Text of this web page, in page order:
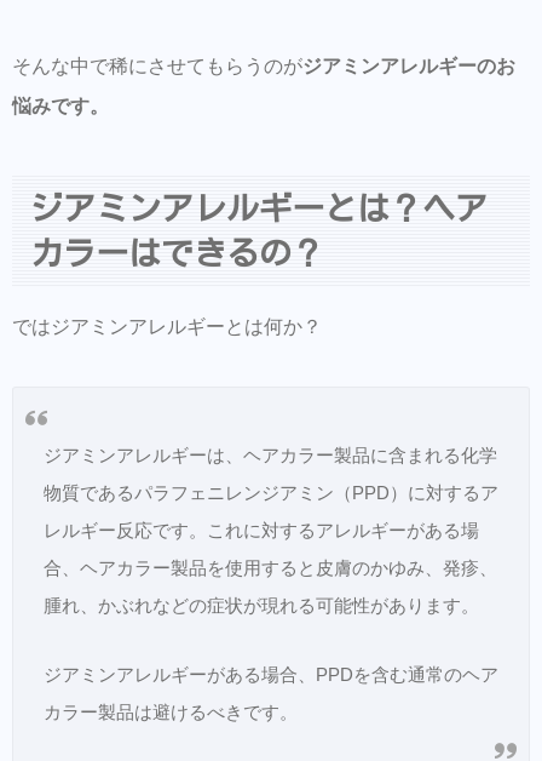
【Routine 】メンバー募集中
そんな中で稀にさせてもらうのがジアミンアレルギーのお
悩みです。
ジアミンアレルギーとは？ヘア
カラーはできるの？
ではジアミンアレルギーとは何か？
ジアミンアレルギーは、ヘアカラー製品に含まれる化学
物質であるパラフェニレンジアミン（PPD）に対するア
レルギー反応です。これに対するアレルギーがある場
合、ヘアカラー製品を使用すると皮膚のかゆみ、発疹、
腫れ、かぶれなどの症状が現れる可能性があります。
ジアミンアレルギーがある場合、PPDを含む通常のヘア
カラー製品は避けるべきです。